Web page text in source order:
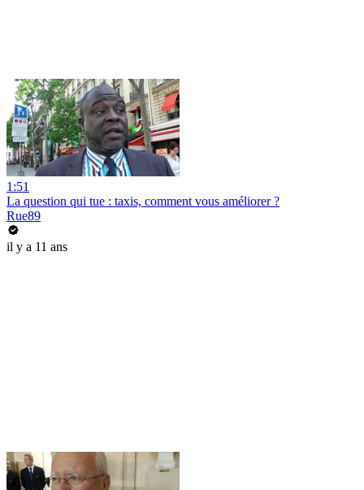
1:51
La question qui tue : taxis, comment vous améliorer ?
Rue89
il y a 11 ans